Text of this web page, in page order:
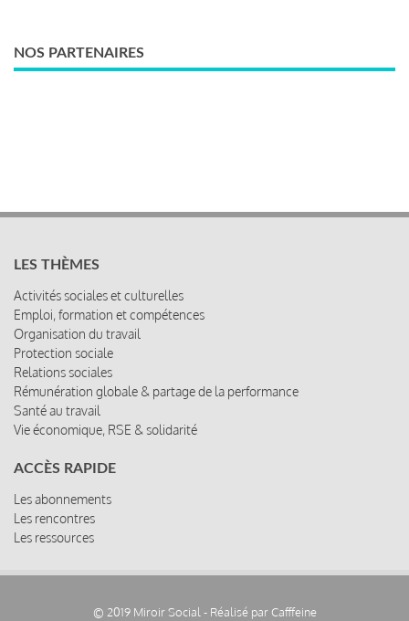
NOS PARTENAIRES
LES THÈMES
Activités sociales et culturelles
Emploi, formation et compétences
Organisation du travail
Protection sociale
Relations sociales
Rémunération globale & partage de la performance
Santé au travail
Vie économique, RSE & solidarité
ACCÈS RAPIDE
Les abonnements
Les rencontres
Les ressources
© 2019 Miroir Social - Réalisé par Cafffeine